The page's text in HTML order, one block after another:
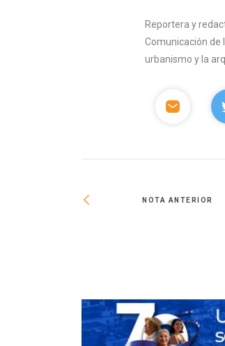
Reportera y
Comunicación de
urbanismo y la
NOTA ANTERIOR